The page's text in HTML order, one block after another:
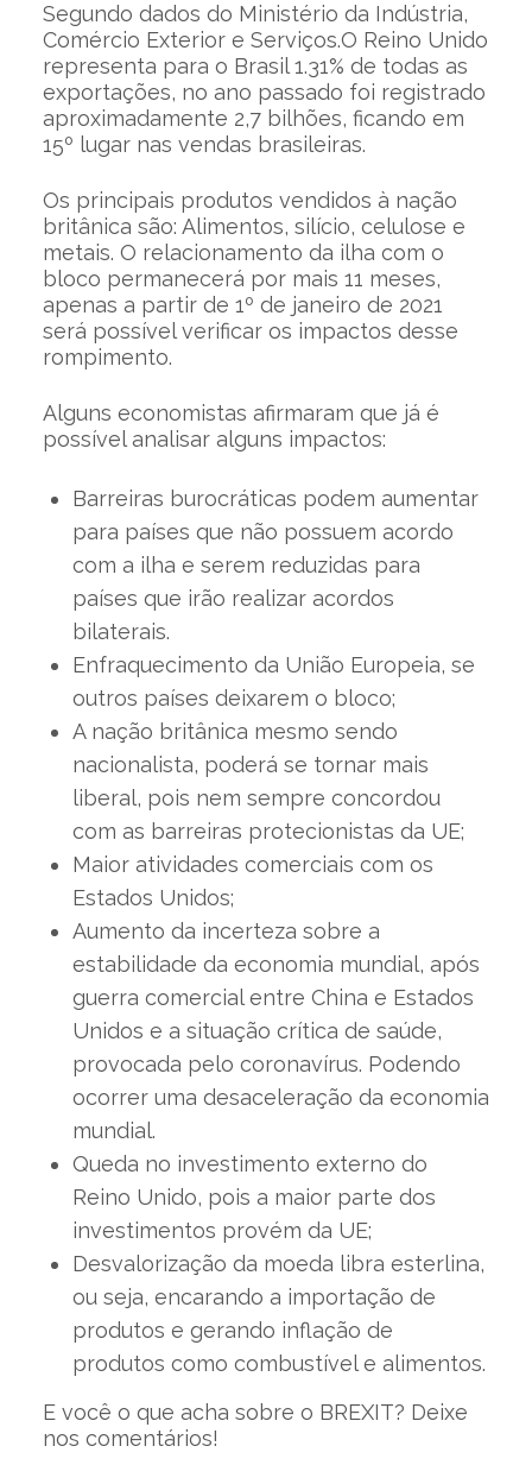
Segundo dados do Ministério da Indústria,
Comércio Exterior e Serviços.O Reino Unido
representa para o Brasil 1.31% de todas as
exportações, no ano passado foi registrado
aproximadamente 2,7 bilhões, ficando em
15º lugar nas vendas brasileiras.
Os principais produtos vendidos à nação
britânica são: Alimentos, silício, celulose e
metais. O relacionamento da ilha com o
bloco permanecerá por mais 11 meses,
apenas a partir de 1º de janeiro de 2021
será possível verificar os impactos desse
rompimento.
Alguns economistas afirmaram que já é
possível analisar alguns impactos:
Barreiras burocráticas podem aumentar
para países que não possuem acordo
com a ilha e serem reduzidas para
países que irão realizar acordos
bilaterais.
Enfraquecimento da União Europeia, se
outros países deixarem o bloco;
A nação britânica mesmo sendo
nacionalista, poderá se tornar mais
liberal, pois nem sempre concordou
com as barreiras protecionistas da UE;
Maior atividades comerciais com os
Estados Unidos;
Aumento da incerteza sobre a
estabilidade da economia mundial, após
guerra comercial entre China e Estados
Unidos e a situação crítica de saúde,
provocada pelo coronavírus. Podendo
ocorrer uma desaceleração da economia
mundial.
Queda no investimento externo do
Reino Unido, pois a maior parte dos
investimentos provém da UE;
Desvalorização da moeda libra esterlina,
ou seja, encarando a importação de
produtos e gerando inflação de
produtos como combustível e alimentos.
E você o que acha sobre o BREXIT? Deixe
nos comentários!